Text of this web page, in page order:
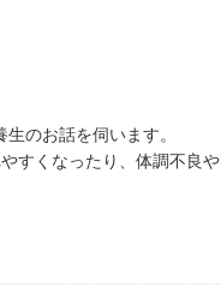
のお話を伺います。
すくなったり、体調不良や